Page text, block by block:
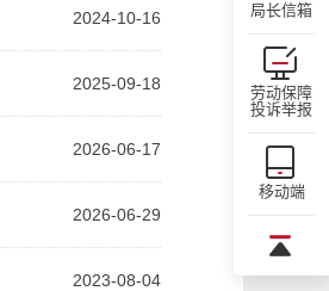
2024-10-16
2025-09-18
2026-06-17
2026-06-29
2023-08-04
局长信箱
劳动保障
投诉举报
移动端